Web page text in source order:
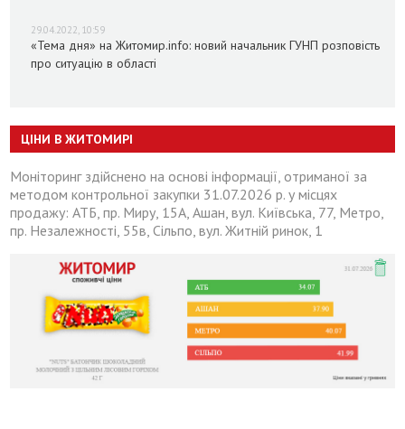
29.04.2022, 10:59
«Тема дня» на Житомир.info: новий начальник ГУНП розповість
про ситуацію в області
ЦІНИ В ЖИТОМИРІ
Моніторинг здійснено на основі інформації, отриманої за
методом контрольної закупки 31.07.2026 р. у місцях
продажу: АТБ, пр. Миру, 15А, Ашан, вул. Київська, 77, Метро,
пр. Незалежності, 55в, Сільпо, вул. Житній ринок, 1